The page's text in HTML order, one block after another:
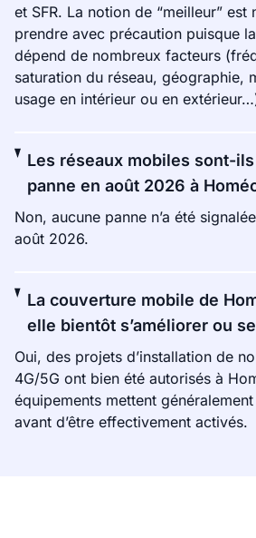
et SFR. La notion de “meilleur” est
prendre avec précaution puisque
dépend de nombreux facteurs
saturation du réseau, géographie,
usage en intérieur ou en
Les réseaux mobiles sont-
panne en août 2026 à
Non, aucune panne n’a été
août 2026.
La couverture mobile de
elle bientôt s’améliorer ou
Oui, des projets d’installation de
4G/5G ont bien été autorisés à
équipements mettent
avant d’être effectivement activés.